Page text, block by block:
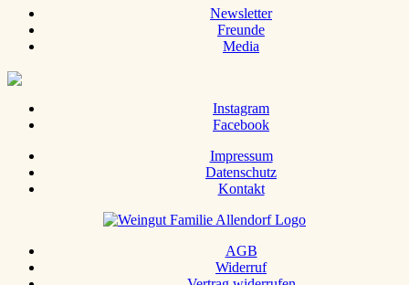
Newsletter
Freunde
Media
Instagram
Facebook
Impressum
Datenschutz
Kontakt
AGB
Widerruf